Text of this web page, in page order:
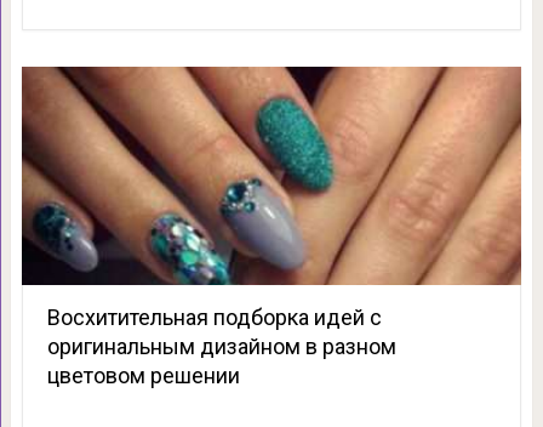
Восхитительная подборка идей с
оригинальным дизайном в разном
цветовом решении